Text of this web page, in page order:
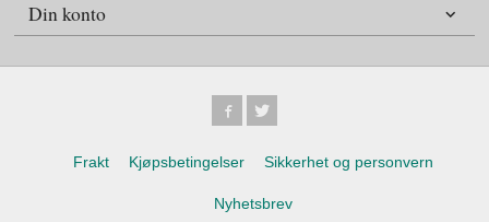
Din konto
Frakt Kjøpsbetingelser Sikkerhet og personvern
Nyhetsbrev